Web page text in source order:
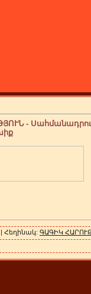
-
| Հեղինակ: ԳԱԳԻԿ